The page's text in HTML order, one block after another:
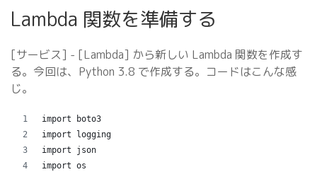
Lambda 関数を準備する
[サービス] - [Lambda] から新しい Lambda 関数を作成す
る。今回は、Python 3.8 で作成する。コードはこんな感
じ。
import boto3
import logging
import json
import os